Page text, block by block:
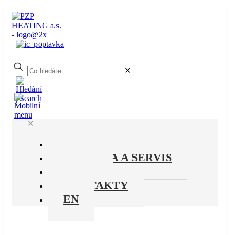
✕
✕
PODPORA A SERVIS
KONTAKTY
EN